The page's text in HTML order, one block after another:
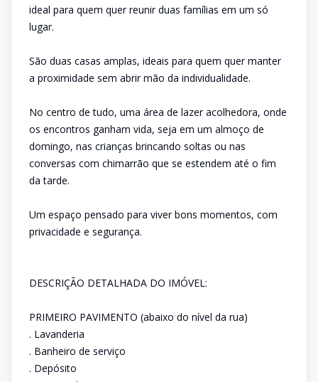
ideal para quem quer reunir duas famílias em um só
lugar.
São duas casas amplas, ideais para quem quer manter
a proximidade sem abrir mão da individualidade.
No centro de tudo, uma área de lazer acolhedora, onde
os encontros ganham vida, seja em um almoço de
domingo, nas crianças brincando soltas ou nas
conversas com chimarrão que se estendem até o fim
da tarde.
Um espaço pensado para viver bons momentos, com
privacidade e segurança.
DESCRIÇÃO DETALHADA DO IMÓVEL:
PRIMEIRO PAVIMENTO (abaixo do nível da rua)
. Lavanderia
. Banheiro de serviço
. Depósito